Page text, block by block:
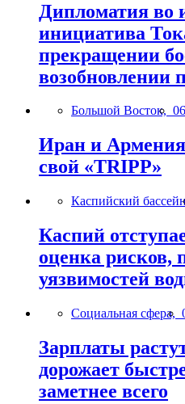
Дипломатия во
инициатива
прекращении
возобновлении
Большой Восток,
Иран и
свой «TRIPP»
Каспийский
Каспий
оценка рисков,
уязвимостей
Социальная сфера,
Зарплаты
дорожает
заметнее всего